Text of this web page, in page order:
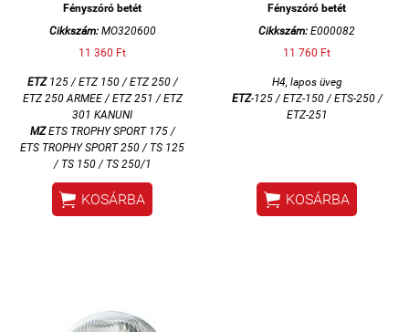
Fényszóró betét
Cikkszám:MO320600
11 360 Ft
ETZ 125 / ETZ 150 / ETZ 250 /
ETZ 250 ARMEE / ETZ 251 / ETZ
301 KANUNI
MZETS TROPHY SPORT 175 /
ETS TROPHY SPORT 250 / TS 125
/ TS 150 / TS 250/1
 KOSÁRBA
Fényszóró betét
Cikkszám: E000082
11 760 Ft
H4, lapos üveg
ETZ-125 / ETZ-150 / ETS-250 /
ETZ-251
 KOSÁRBA